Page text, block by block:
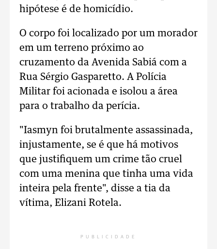
hipótese é de homicídio.
O corpo foi localizado por um morador
em um terreno próximo ao
cruzamento da Avenida Sabiá com a
Rua Sérgio Gasparetto. A Polícia
Militar foi acionada e isolou a área
para o trabalho da perícia.
"Iasmyn foi brutalmente assassinada,
injustamente, se é que há motivos
que justifiquem um crime tão cruel
com uma menina que tinha uma vida
inteira pela frente", disse a tia da
vítima, Elizani Rotela.
PUBLICIDADE